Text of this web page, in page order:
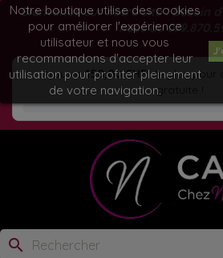
Bienvenue sur notre site ! Besoin
nous au
Ajoutez150,00 CHFde plus pour
gratuite !
search
Notre boutique utilise des cookies
pour améliorer l'expérience
utilisateur et nous vous
recommandons d'accepter leur
utilisation pour profiter pleinement
de votre navigation.